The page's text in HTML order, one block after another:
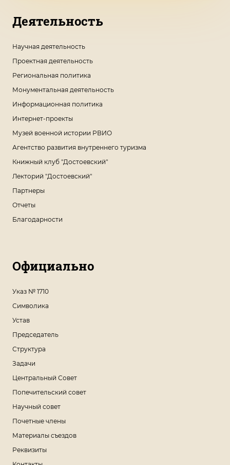
Деятельность
Научная деятельность
Проектная деятельность
Региональная политика
Монументальная деятельность
Информационная политика
Интернет-проекты
Музей военной истории РВИО
Агентство развития внутреннего туризма
Книжный клуб "Достоевский"
Лекторий "Достоевский"
Партнеры
Отчеты
Благодарности
Официально
Указ № 1710
Символика
Устав
Председатель
Структура
Задачи
Центральный Совет
Попечительский совет
Научный совет
Почетные члены
Материалы съездов
Реквизиты